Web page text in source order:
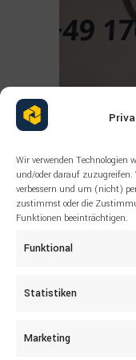
Wir verwenden Technologien
und/oder darauf zuzugreifen.
verbessern und um (nicht)
zustimmst oder die
Funktionen beeinträchtigen.
Funktional
Statistiken
Marketing
ALLE
DL321